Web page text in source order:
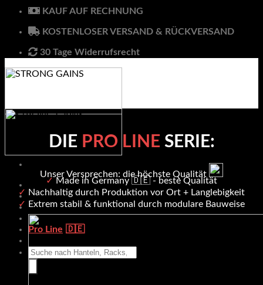
Skip
content
KAUF AUF RECHNUNG
KOSTENLOSER VERSAND & RÜCKVERSAND
30 Tage Widerrufsrecht
Hantelbänke
Racks & Rigs
Zubehör
Klimmzug & Dip
Pro Line
Suche
nach:
DIE PRO LINE SERIE:
Unser Versprechen: die höchste Qualität
✓ Made in Germany 🇩🇪 - beste Qualität
✓ Nachhaltig durch Produktion vor Ort + Langlebigkeit
✓ Extrem stabil & funktional durch modulare Bauweise